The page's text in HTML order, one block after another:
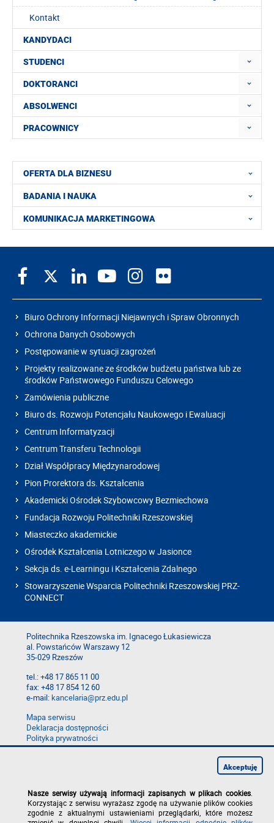
Kontakt
KANDYDACI
STUDENCI
DOKTORANCI
ABSOLWENCI
PRACOWNICY
OFERTA DLA BIZNESU
BADANIA I NAUKA
KOMUNIKACJA MARKETINGOWA
Biuro Ochrony Informacji Niejawnych i Spraw Obronnych
Ochrona Danych Osobowych
Postępowanie w sytuacji zagrożeń
Projekty realizowane ze środków budżetu państwa lub ze
środków Państwowego Funduszu Celowego
Zamówienia publiczne
Biuro ds. Rozwoju Potencjału Naukowego i Ewaluacji
Centrum Informatyzacji
Centrum Transferu Technologii
Dział Współpracy Międzynarodowej
Pion Prorektora ds. Kształcenia
Akademicki Ośrodek Szybowcowy Bezmiechowa
Fundacja Rozwoju Politechniki Rzeszowskiej
Miasteczko akademickie
Ośrodek Kształcenia Lotniczego w Jasionce
Sekcja ds. e-Learningu i Kształcenia Zdalnego
Stowarzyszenie Wsparcia Politechniki Rzeszowskiej PRZ-
CONNECT
Politechnika Rzeszowska im. Ignacego Łukasiewicza
al. Powstańców Warszawy 12
35-029 Rzeszów
tel.: +48 17 865 11 00
fax: +48 17 854 12 60
e-mail:kancelaria@prz.edu.pl
Mapa serwisu
Deklaracja dostępności
Polityka prywatności
Zgłoś błąd na stronie
Nasze serwisy używają informacji zapisanych w plikach cookies
Korzystając z serwisu wyrażasz zgodę na używanie plików cookies
zgodnie z aktualnymi ustawieniami przeglądarki, które możesz
Akceptuję